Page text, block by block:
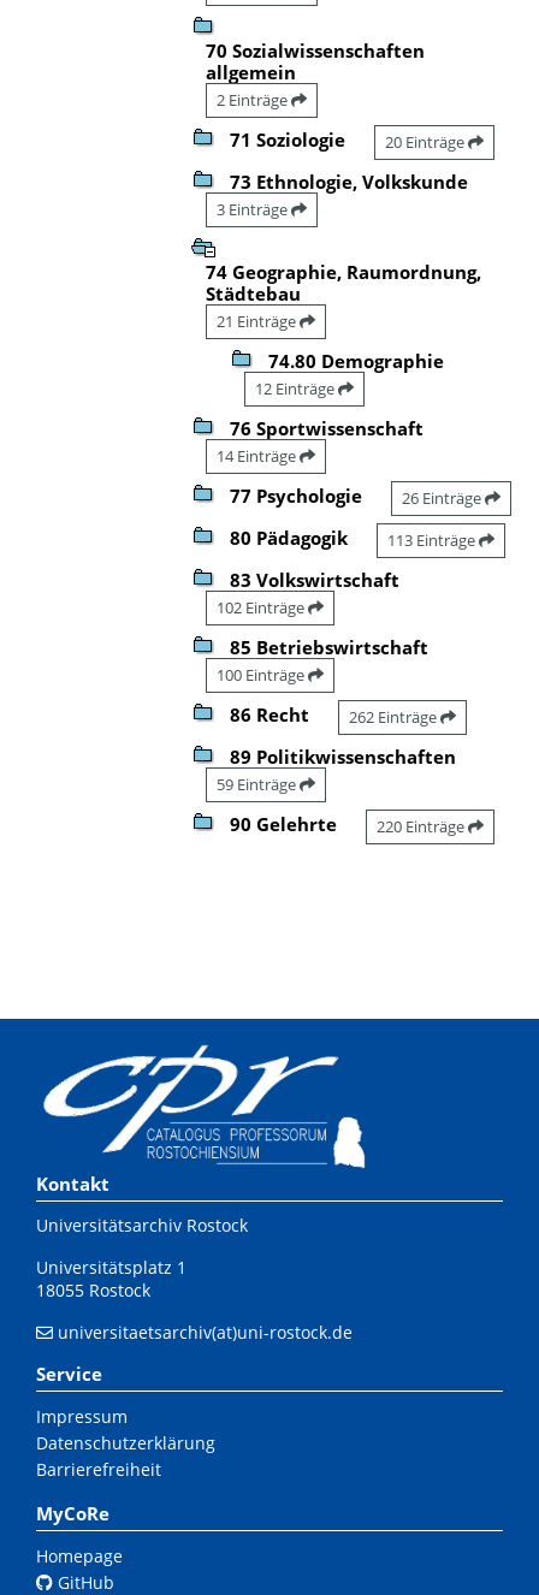
70 Sozialwissenschaften
allgemein
2 Einträge
71 Soziologie 20 Einträge
73 Ethnologie, Volkskunde
3 Einträge
74 Geographie, Raumordnung,
Städtebau
21 Einträge
74.80 Demographie
12 Einträge
76 Sportwissenschaft
14 Einträge
77 Psychologie 26 Einträge
80 Pädagogik 113 Einträge
83 Volkswirtschaft
102 Einträge
85 Betriebswirtschaft
100 Einträge
86 Recht 262 Einträge
89 Politikwissenschaften
59 Einträge
90 Gelehrte 220 Einträge
Kontakt
Universitätsarchiv Rostock
Universitätsplatz 1
18055 Rostock
universitaetsarchiv(at)uni-rostock.de
Service
Impressum
Datenschutzerklärung
Barrierefreiheit
MyCoRe
Homepage
GitHub